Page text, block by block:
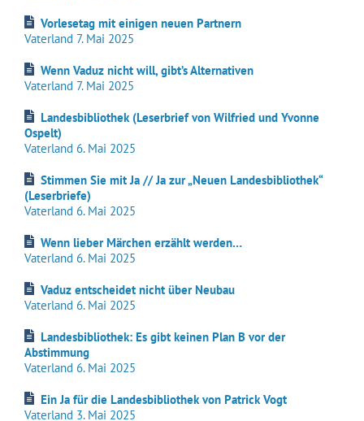
Vorlesetag mit einigen neuen Partnern
Vaterland 7. Mai 2025
Wenn Vaduz nicht will, gibt’s Alternativen
Vaterland 7. Mai 2025
Landesbibliothek (Leserbrief von Wilfried und Yvonne
Ospelt)
Vaterland 6. Mai 2025
Stimmen Sie mit Ja // Ja zur „Neuen Landesbibliothek“
(Leserbriefe)
Vaterland 6. Mai 2025
Wenn lieber Märchen erzählt werden…
Vaterland 6. Mai 2025
Vaduz entscheidet nicht über Neubau
Vaterland 6. Mai 2025
Landesbibliothek: Es gibt keinen Plan B vor der
Abstimmung
Vaterland 6. Mai 2025
Ein Ja für die Landesbibliothek von Patrick Vogt
Vaterland 3. Mai 2025